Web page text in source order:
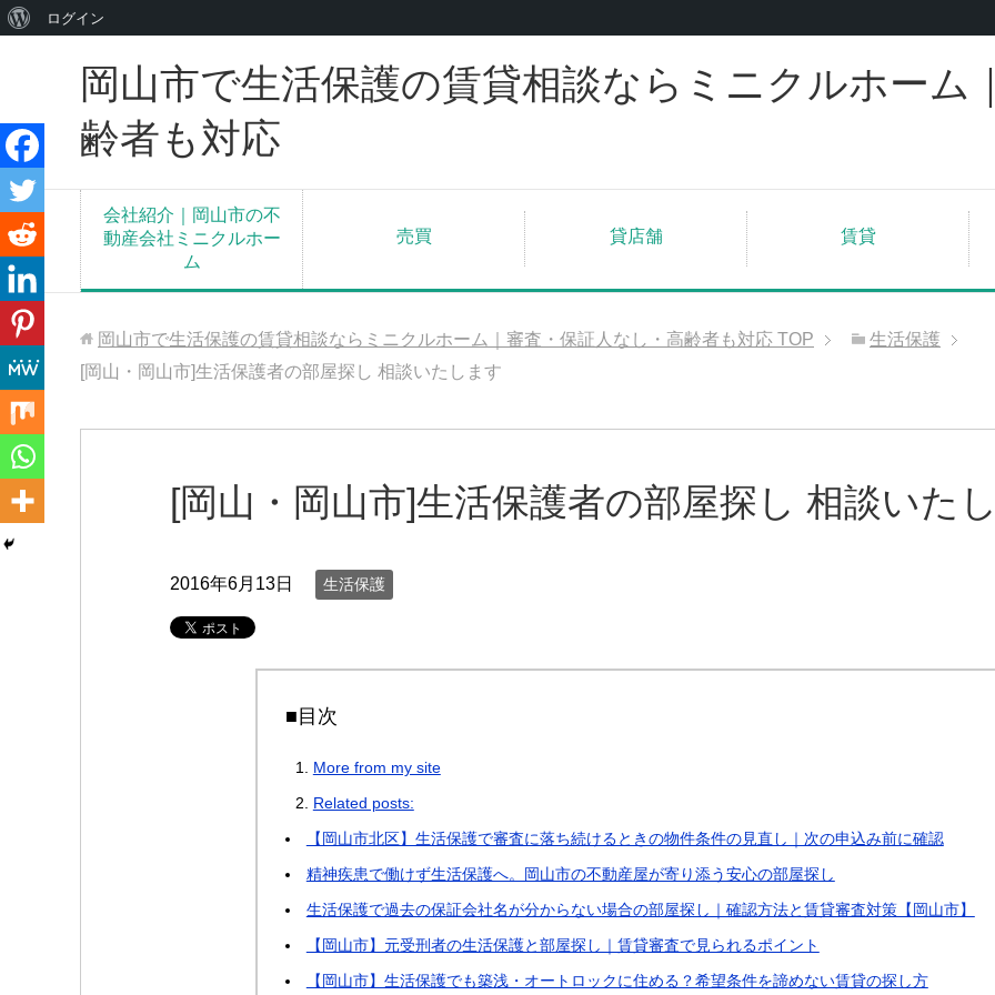
岡山市で生活保護の賃貸相談ならミニクルホーム
齢者も対応
会社紹介｜岡山市の不
動産会社ミニクルホー
ム
売買 貸店舗 賃貸
岡山市で生活保護の賃貸相談ならミニクルホーム｜審査・保証人なし・高齢者も対応 TOP
生活保護
[岡山・岡山市]生活保護者の部屋探し 相談いたします
[岡山・岡山市]生活保護者の部屋探し 相談いた
2016年6月13日 生活保護
■目次
More from my site
Related posts:
【岡山市北区】生活保護で審査に落ち続けるときの物件条件の見直し｜次の申込み前に確認
精神疾患で働けず生活保護へ。岡山市の不動産屋が寄り添う安心の部屋探し
生活保護で過去の保証会社名が分からない場合の部屋探し｜確認方法と賃貸審査対策【岡山市】
【岡山市】元受刑者の生活保護と部屋探し｜賃貸審査で見られるポイント
【岡山市】生活保護でも築浅・オートロックに住める？希望条件を諦めない賃貸の探し方
WordPress
い
て
ログイン